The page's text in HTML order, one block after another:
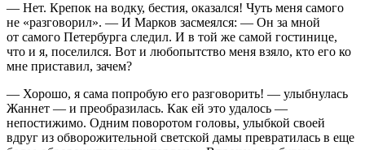
— Нет. Крепок на водку, бестия, оказался! Чуть меня самого
не «разговорил». — И Марков засмеялся: — Он за мной
от самого Петербурга следил. И в той же самой гостинице,
что и я, поселился. Вот и любопытство меня взяло, кто его ко
мне приставил, зачем?
— Хорошо, я сама попробую его разговорить! — улыбнулась
Жаннет — и преобразилась. Как ей это удалось —
непостижимо. Одним поворотом головы, улыбкой своей
вдруг из обворожительной светской дамы превратилась в еще